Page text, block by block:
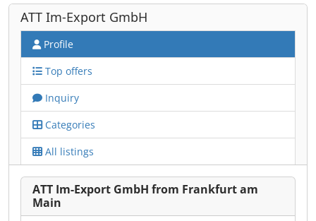
ATT Im-Export GmbH
Profile
Top offers
Inquiry
Categories
All listings
ATT Im-Export GmbH from Frankfurt am
Main